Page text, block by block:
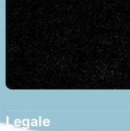
Legale